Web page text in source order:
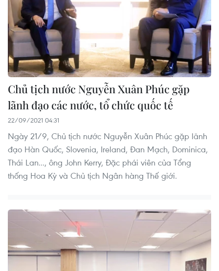
Chủ tịch nước Nguyễn Xuân Phúc gặp
lãnh đạo các nước, tổ chức quốc tế
22/09/2021 04:31
Ngày 21/9, Chủ tịch nước Nguyễn Xuân Phúc gặp lãnh
đạo Hàn Quốc, Slovenia, Ireland, Đan Mạch, Dominica,
Thái Lan..., ông John Kerry, Đặc phái viên của Tổng
thống Hoa Kỳ và Chủ tịch Ngân hàng Thế giới.